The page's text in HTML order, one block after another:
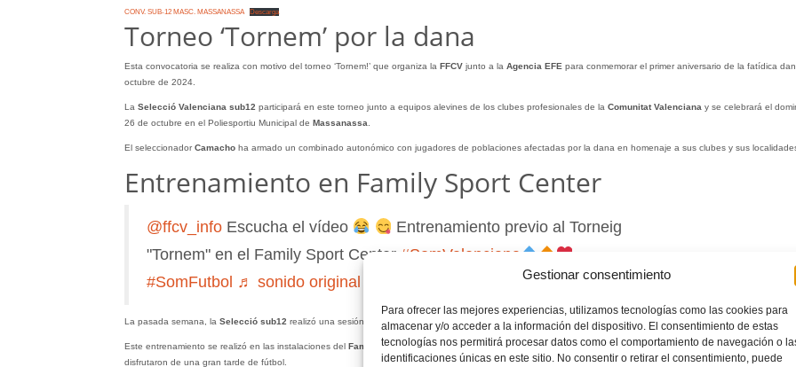
Gestionar consentimiento
Para ofrecer las mejores experiencias, utilizamos tecnologías como las cookies para
almacenar y/o acceder a la información del dispositivo. El consentimiento de estas
tecnologías nos permitirá procesar datos como el comportamiento de navegación o
identificaciones únicas en este sitio. No consentir o retirar el consentimiento, puede
CONV. SUB-12 MASC. MASSANASSA Descarga
Torneo ‘Tornem’ por la dana
Esta convocatoria se realiza con motivo del torneo ‘Tornem!’ que organiza la FFCVjunto a la Agencia EFE para conmemorar el primer aniversario de la fatídica
octubre de 2024.
La Selecció Valenciana sub12 participará en este torneo junto a equipos alevines de los clubes profesionales de la Comunitat Valenciana y se celebrará el
26 de octubre en el Poliesportiu Municipal de Massanassa
El seleccionadorCamachoha armado un combinado autonómico con jugadores de poblaciones afectadas por la dana en homenaje a sus clubes y sus
Entrenamiento en Family Sport Center
@ffcv_infoEscucha el vídeo
Entrenamiento previo al Torneig
"Tornem" en el Family Sport Center #SomValenciana
#SomFutbol ♬ sonido original – ffcv_info
La pasada semana, la Selecció sub12 realizó una sesión de trabajo previa a la convocatoria definitiva.
Este entrenamiento se realizó en las instalaciones del Family Sport Center, enBeniparrell. La cancha de fútbol 7 indoor acogió esta preselección de jugadores
disfrutaron de una gran tarde de fútbol.